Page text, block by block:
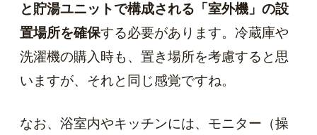
と貯湯ユニットで構成される「室外機」の設
置場所を確保する必要があります。冷蔵庫や
洗濯機の購入時も、置き場所を考慮すると思
いますが、それと同じ感覚ですね。
なお、浴室内やキッチンには、モニター（操